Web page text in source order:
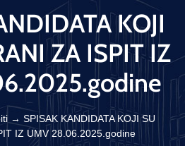
KOJI
ZA ISPIT IZ
→ SPISAK KANDIDATA KOJI SU
IZ UMV 28.06.2025.godine